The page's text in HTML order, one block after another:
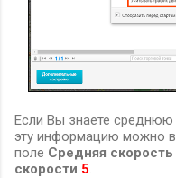
Если Вы знаете среднюю
эту информацию можно
поле Средняя скорость
скорости 5.